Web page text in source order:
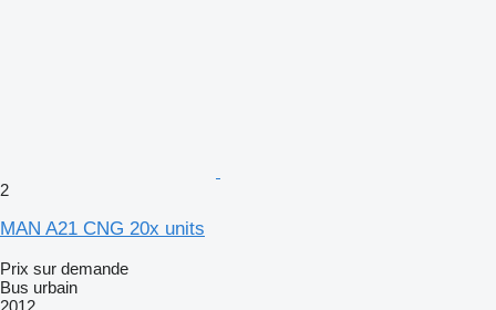
2
MAN A21 CNG 20x units
Prix sur demande
Bus urbain
2012